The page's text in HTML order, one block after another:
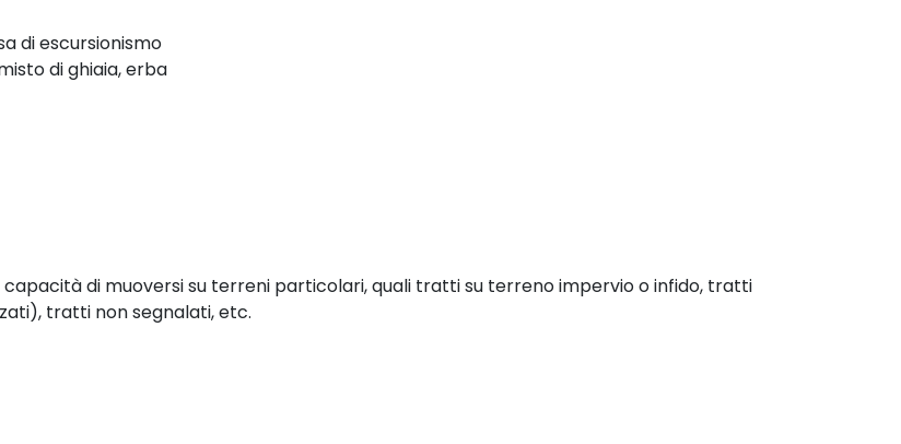
di escursionismo
di ghiaia, erba
di muoversi su terreni particolari, quali tratti su terreno impervio o infido, tratti
tratti non segnalati, etc.